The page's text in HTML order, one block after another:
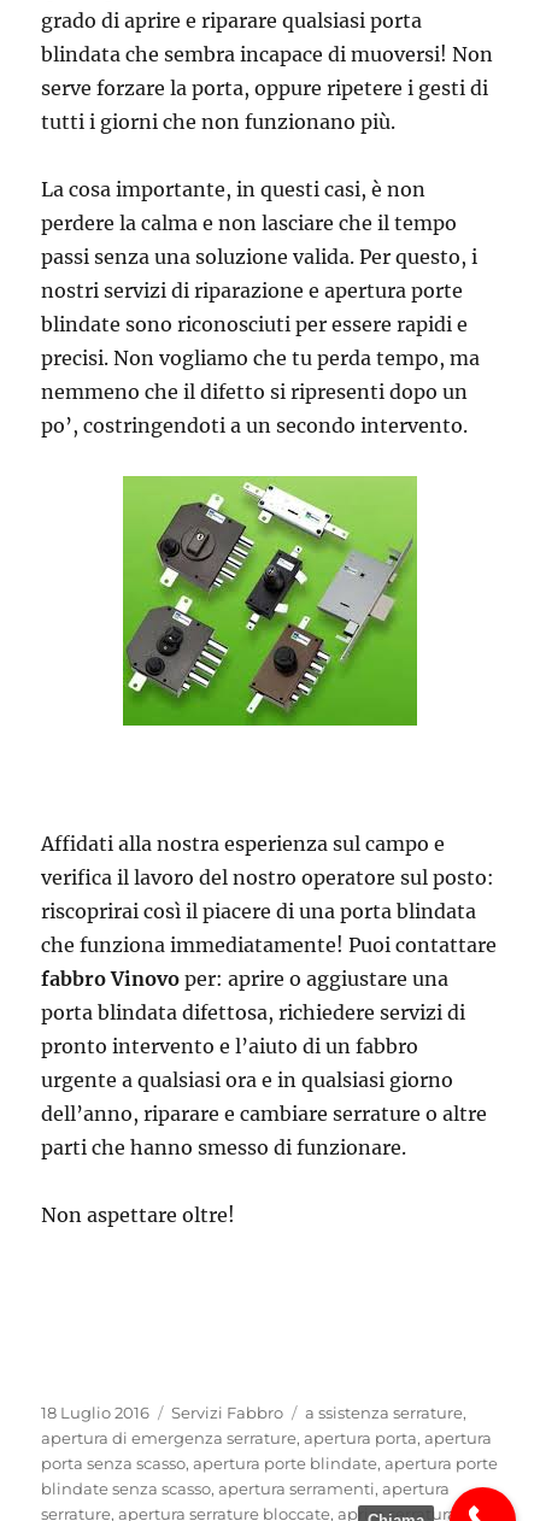
grado di aprire e riparare qualsiasi porta
blindata che sembra incapace di muoversi! Non
serve forzare la porta, oppure ripetere i gesti di
tutti i giorni che non funzionano più.
La cosa importante, in questi casi, è non
perdere la calma e non lasciare che il tempo
passi senza una soluzione valida. Per questo, i
nostri servizi di riparazione e apertura porte
blindate sono riconosciuti per essere rapidi e
precisi. Non vogliamo che tu perda tempo, ma
nemmeno che il difetto si ripresenti dopo un
po’, costringendoti a un secondo intervento.
Affidati alla nostra esperienza sul campo e
verifica il lavoro del nostro operatore sul posto:
riscoprirai così il piacere di una porta blindata
che funziona immediatamente! Puoi contattare
fabbro Vinovo per: aprire o aggiustare una
porta blindata difettosa, richiedere servizi di
pronto intervento e l’aiuto di un fabbro
urgente a qualsiasi ora e in qualsiasi giorno
dell’anno, riparare e cambiare serrature o altre
parti che hanno smesso di funzionare.
Non aspettare oltre!
Pubblicato
il
18 Luglio 2016 Categorie
Servizi Fabbro Tag
a ssistenza serrature,
apertura di emergenza serrature,apertura porta,apertura
porta senza scasso,apertura porte blindate,apertura porte
blindate senza scasso,apertura serramenti,apertura
serrature,apertura serrature bloccate,aprire serratura